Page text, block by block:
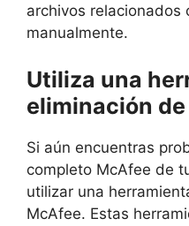
archivos relacionados
manualmente.
Utiliza una
eliminación
Si aún encuentras
completo McAfee de
utilizar una
McAfee. Estas